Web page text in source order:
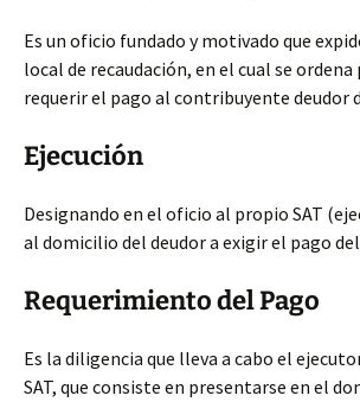
Es un oficio fundado y motivado que
local de recaudación, en el cual se ordena
requerir el pago al contribuyente deudor
Ejecución
Designando en el oficio al propio SAT
al domicilio del deudor a exigir el pago
Requerimiento del Pago
Es la diligencia que lleva a cabo el
SAT, que consiste en presentarse en el